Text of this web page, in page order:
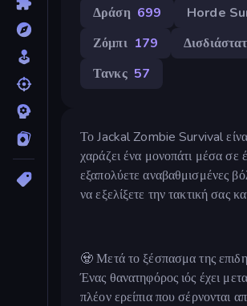
Δράση 699 Horde
Ζόμπι 179
Τανκς 57
Το Jackal Zombie Survival
χαράζει ένα μονοπάτι μέσα
εξαπολύετε αναβαθμισμένες
να εξελίξετε την τακτική σας
🧟 Μετά το ξέσπασμα της
Ένας θανατηφόρος ιός έχει
πλέον ερείπια που σέρνονται